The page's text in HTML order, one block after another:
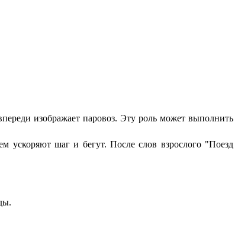
изображает паровоз. Эту роль может выполнить
ускоряют шаг и бегут. После слов взрослого "Поезд